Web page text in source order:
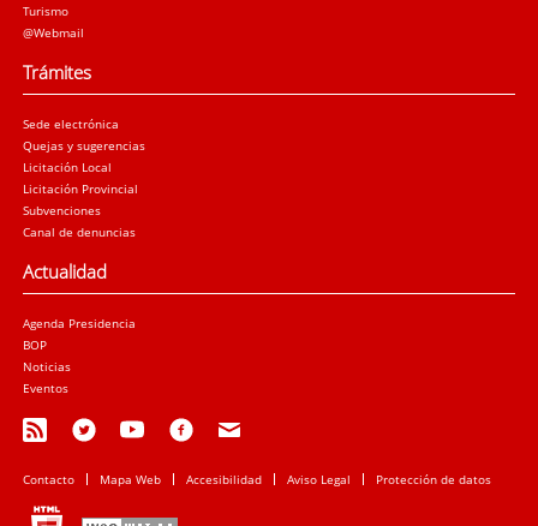
Turismo
@Webmail
Trámites
Sede electrónica
Quejas y sugerencias
Licitación Local
Licitación Provincial
Subvenciones
Canal de denuncias
Actualidad
Agenda Presidencia
BOP
Noticias
Eventos
Contacto Mapa Web Accesibilidad Aviso Legal Protección de datos